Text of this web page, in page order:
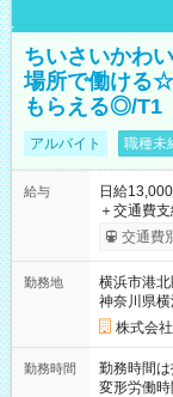
ちいさいかわ
場所で働ける
もらえる◎/T1
アルバイト 職種未
給与
日給
＋交通費支給 ★交通費全額支給！ ┗案件により規定
いOK！（
ンビニATM
交通費
勤務地
横浜市港北
神奈川県横
株式会
勤務時間
勤務時間は
変形労働時間制